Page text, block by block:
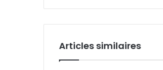
Articles similaires